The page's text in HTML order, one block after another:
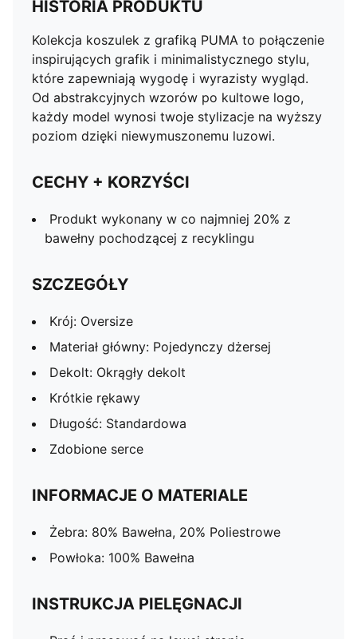
HISTORIA PRODUKTU
Kolekcja koszulek z grafiką PUMA to połączenie
inspirujących grafik i minimalistycznego stylu,
które zapewniają wygodę i wyrazisty wygląd.
Od abstrakcyjnych wzorów po kultowe logo,
każdy model wynosi twoje stylizacje na wyższy
poziom dzięki niewymuszonemu luzowi.
CECHY + KORZYŚCI
Produkt wykonany w co najmniej 20% z
bawełny pochodzącej z recyklingu
SZCZEGÓŁY
Krój: Oversize
Materiał główny: Pojedynczy dżersej
Dekolt: Okrągły dekolt
Krótkie rękawy
Długość: Standardowa
Zdobione serce
INFORMACJE O MATERIALE
Żebra: 80% Bawełna, 20% Poliestrowe
Powłoka: 100% Bawełna
INSTRUKCJA PIELĘGNACJI